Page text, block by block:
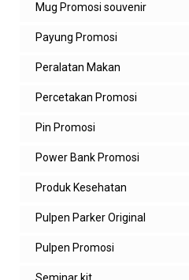
Mug Promosi souvenir
Payung Promosi
Peralatan Makan
Percetakan Promosi
Pin Promosi
Power Bank Promosi
Produk Kesehatan
Pulpen Parker Original
Pulpen Promosi